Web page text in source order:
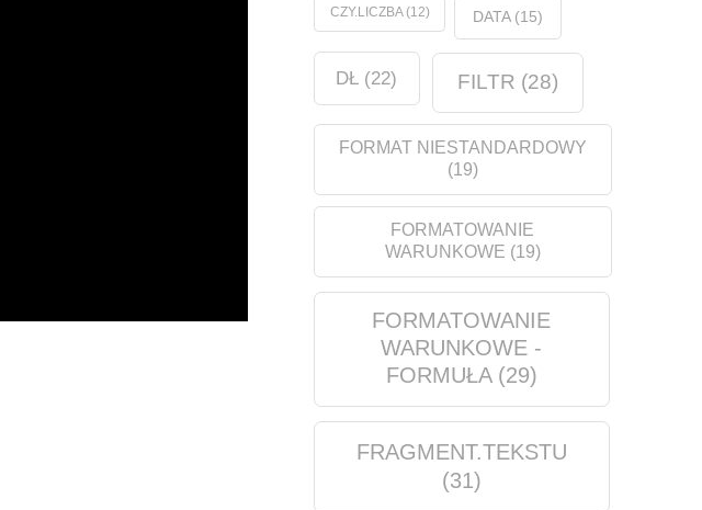
CZY.LICZBA(12) DATA(15)
DŁ (22) FILTR (28)
FORMAT NIESTANDARDOWY
(19)
FORMATOWANIE
WARUNKOWE (19)
FORMATOWANIE
WARUNKOWE -
FORMUŁA(29)
FRAGMENT.TEKSTU
(31)